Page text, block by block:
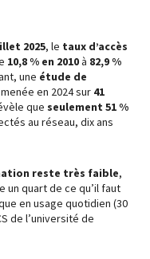
2025, le taux d’accès
10,8 % en 2010à 82,9 %
une étude de
en 2024 sur 41
que seulement 51 %
au réseau, dix ans
reste très faible,
un quart de ce qu’il faut
en usage quotidien (30
de l’université de